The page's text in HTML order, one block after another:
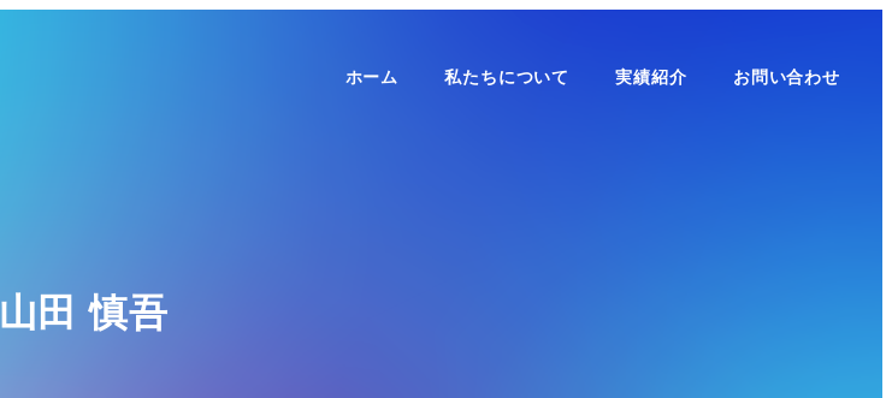
ホーム 私たちについて 実績紹介 お問い合わせ
山田 慎吾